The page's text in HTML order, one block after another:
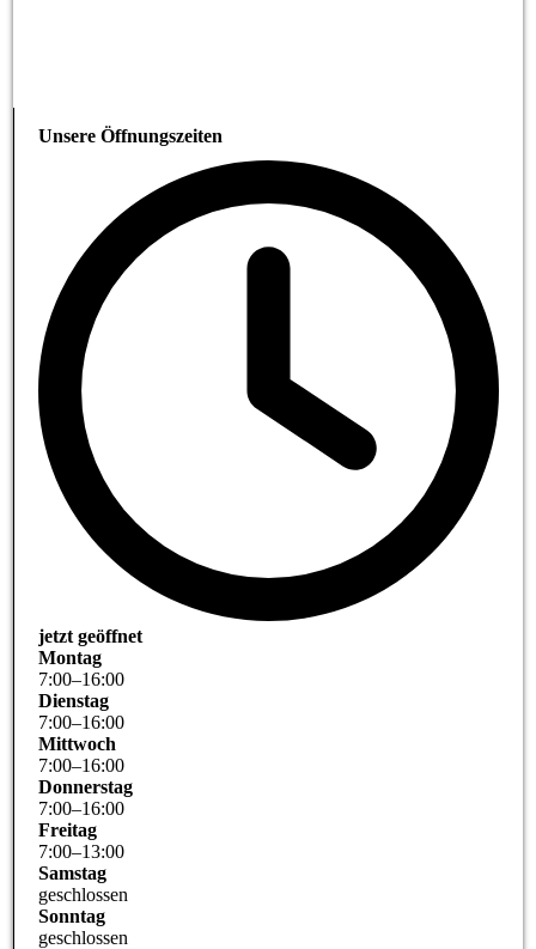
Unsere Öffnungszeiten
jetzt geöffnet
Montag
7:00–16:00
Dienstag
7:00–16:00
Mittwoch
7:00–16:00
Donnerstag
7:00–16:00
Freitag
7:00–13:00
Samstag
geschlossen
Sonntag
geschlossen